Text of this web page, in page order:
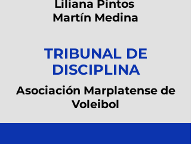
Liliana Pintos
Martín Medina
TRIBUNAL DE
DISCIPLINA
Asociación Marplatense de
Voleibol